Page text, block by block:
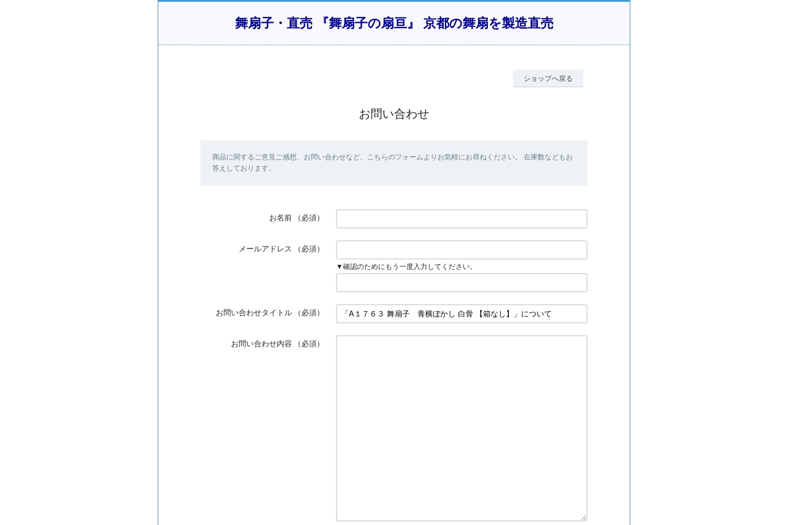
舞扇子・直売 『舞扇子の扇亘』 京都の舞扇を製造直売
ショップへ戻る
お問い合わせ
商品に関するご意見ご感想、お問い合わせなど、こちらのフォームよりお気軽にお尋ねください。 在庫数などもお
答えしております。
お名前 （必須）
メールアドレス （必須）
▼確認のためにもう一度入力してください。
お問い合わせタイトル （必須）
お問い合わせ内容 （必須）